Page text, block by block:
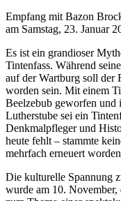
Empfang mit Bazon
am Samstag, 23. Januar
Es ist ein grandioser
Tintenfass. Während
auf der Wartburg soll der
worden sein. Mit einem
Beelzebub geworfen und
Lutherstube sei ein
Denkmalpfleger und
heute fehlt – stammte
mehrfach erneuert
Die kulturelle Spannung
wurde am 10. November,